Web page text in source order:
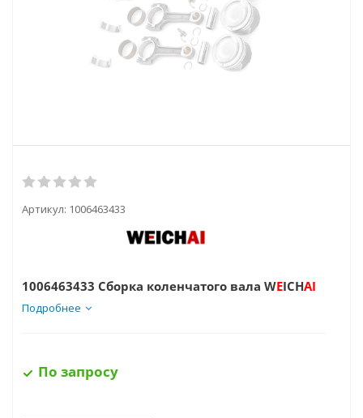
Артикул: 1006463433
1006463433 Сборка коленчатого вала WEICHAI
Подробнее
По запросу